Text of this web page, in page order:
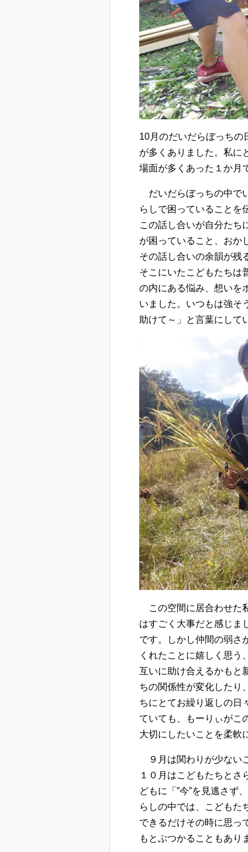
10月のだいだらぼっちの
が多くありました。私に
場面が多くあった１か月
だいだらぼっちの中で
らしで困っていることを
この話し合いが自分たち
が困っていること、おか
その話し合いの余韻が残
そこにいたこどもたちは
の内にある悩み、想いを
いました。いつもは強そ
助けて～」と言葉にして
この空間に居合わせた
はすごく大事だと感じま
です。しかし仲間の弱さ
くれたことに嬉しく思う
互いに助け合えるかもと
ちの関係性が変化したり
ちにとてお繰り返しの日
ていても、もーりぃがこ
大切にしたいことを柔軟
９月は関わりが少ない
１０月はこどもたちとさ
どもに「”今”を見逃さず
らしの中では、こどもた
できるだけその時に思っ
もとぶつかることもあり